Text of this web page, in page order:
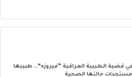
قضية الطبيبة العراقية “فيروزه”… طبيبها
حالتها الصحية